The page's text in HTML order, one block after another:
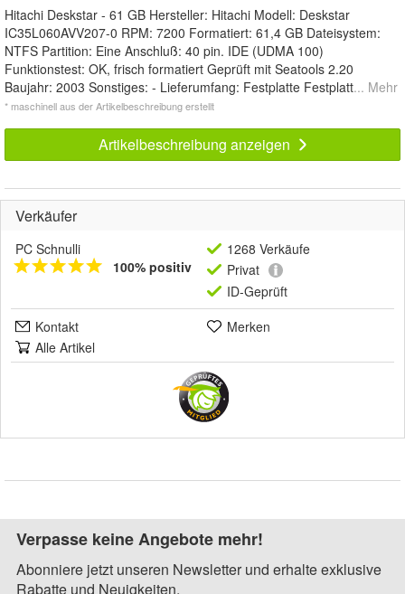
Hitachi Deskstar - 61 GB Hersteller: Hitachi Modell: Deskstar
IC35L060AVV207-0 RPM: 7200 Formatiert: 61,4 GB Dateisystem:
NTFS Partition: Eine Anschluß: 40 pin. IDE (UDMA 100)
Funktionstest: OK, frisch formatiert Geprüft mit Seatools 2.20
Baujahr: 2003 Sonstiges: - Lieferumfang: Festplatte Festplatt... Mehr
* maschinell aus der Artikelbeschreibung erstellt
Artikelbeschreibung anzeigen
Verkäufer
PC Schnulli
100% positiv
1268 Verkäufe
Privat
ID-Geprüft
Kontakt
Merken
Alle Artikel
Verpasse keine Angebote mehr!
Abonniere jetzt unseren Newsletter und erhalte exklusive
Rabatte und Neuigkeiten.